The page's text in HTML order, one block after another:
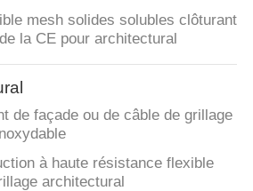
mesh solides solubles clôturant
la CE pour architectural
de façade ou de câble de grillage
à haute résistance flexible
architectural